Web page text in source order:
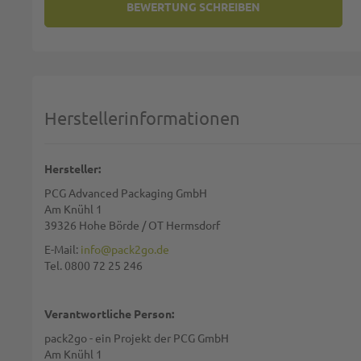
BEWERTUNG SCHREIBEN
Zusammenfassung:
Herstellerinformationen
Hersteller:
PCG Advanced Packaging GmbH
Am Knühl 1
39326 Hohe Börde / OT Hermsdorf
E-Mail: info@pack2go.de
Tel. 0800 72 25 246
Verantwortliche Person:
pack2go - ein Projekt der PCG GmbH
Am Knühl 1